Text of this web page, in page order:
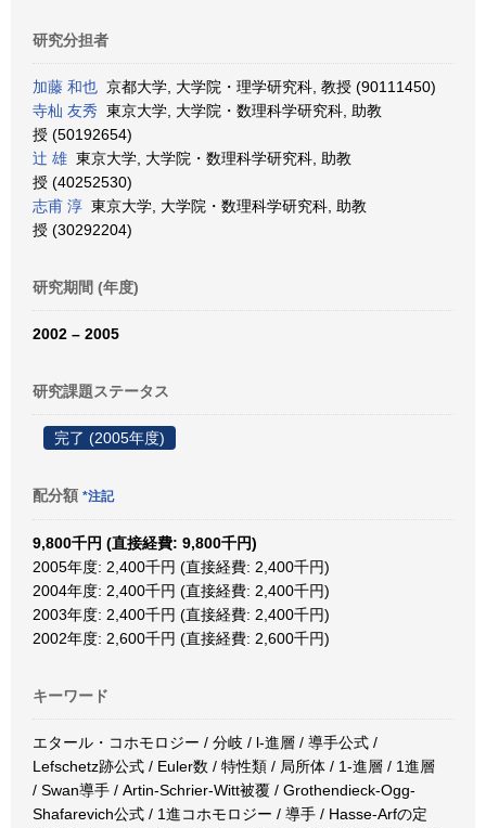
研究分担者
加藤 和也 京都大学, 大学院・理学研究科, 教授 (90111450)
寺杣 友秀 東京大学, 大学院・数理科学研究科, 助教
授 (50192654)
辻 雄 東京大学, 大学院・数理科学研究科, 助教
授 (40252530)
志甫 淳 東京大学, 大学院・数理科学研究科, 助教
授 (30292204)
研究期間 (年度)
2002 – 2005
研究課題ステータス
完了 (2005年度)
配分額 *注記
9,800千円 (直接経費: 9,800千円)
2005年度: 2,400千円 (直接経費: 2,400千円)
2004年度: 2,400千円 (直接経費: 2,400千円)
2003年度: 2,400千円 (直接経費: 2,400千円)
2002年度: 2,600千円 (直接経費: 2,600千円)
キーワード
エタール・コホモロジー / 分岐 / l-進層 / 導手公式 /
Lefschetz跡公式 / Euler数 / 特性類 / 局所体 / 1-進層 / 1進層
/ Swan導手 / Artin-Schrier-Witt被覆 / Grothendieck-Ogg-
Shafarevich公式 / 1進コホモロジー / 導手 / Hasse-Arfの定